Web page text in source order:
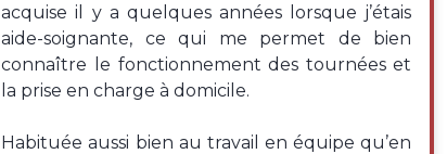
acquise il y a quelques années lorsque j’étais
aide-soignante, ce qui me permet de bien
connaître le fonctionnement des tournées et
la prise en charge à domicile.
Habituée aussi bien au travail en équipe qu’en